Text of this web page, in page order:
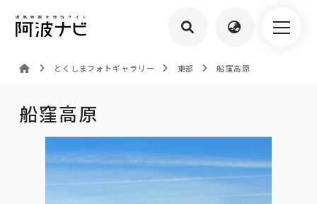
とくしまフォトギャラリー 東部 船窪高原
船窪高原